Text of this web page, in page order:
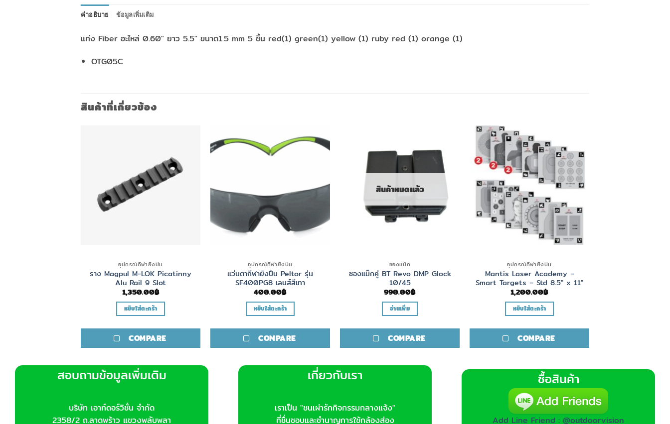
คำอธิบาย ข้อมูลเพิ่มเติม
แท่ง Fiber อะไหล่ 0.60″ ยาว 5.5″ ขนาด1.5 mm 5 ชิ้น red(1) green(1) yellow (1) ruby red (1) orange (1)
OTG05C
สินค้าที่เกี่ยวข้อง
อุปกรณ์กีฬายิงปืน
ราง Magpul M-LOK Picatinny
Alu Rail 9 Slot
1,350.00฿
หยิบใส่ตะกร้า
COMPARE
อุปกรณ์กีฬายิงปืน
แว่นตากีฬายิงปืน Peltor รุ่น
SF400PG8 เลนส์สีเทา
400.00฿
หยิบใส่ตะกร้า
COMPARE
สินค้าหมดแล้ว
ซองแม็ก
ซองแม๊กคู่ BT Revo DMP Glock
10/45
990.00฿
อ่านเพิ่ม
COMPARE
อุปกรณ์กีฬายิงปืน
Mantis Laser Academy –
Smart Targets – Std 8.5″ x 11″
1,200.00฿
หยิบใส่ตะกร้า
COMPARE
สอบถามข้อมูลเพิ่มเติม
บริษัท เอาท์ดอร์วิชั่น จำกัด
2358/2 ถ.ลาดพร้าว แขวงพลับพลา
เกี่ยวกับเรา
เราเป็น "ชนเผ่ารักกิจกรรมกลางแจ้ง"
ที่ชื่นชอบและชำนาญการใช้กล้องส่อง
ซื้อสินค้า
Add Line Friend : @outdoorvision